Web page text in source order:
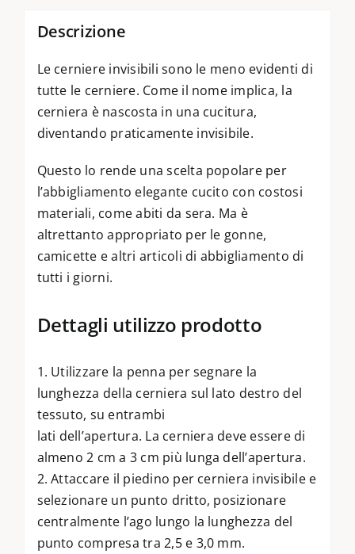
Descrizione
Le cerniere invisibili sono le meno evidenti di
tutte le cerniere. Come il nome implica, la
cerniera è nascosta in una cucitura,
diventando praticamente invisibile.
Questo lo rende una scelta popolare per
l’abbigliamento elegante cucito con costosi
materiali, come abiti da sera. Ma è
altrettanto appropriato per le gonne,
camicette e altri articoli di abbigliamento di
tutti i giorni.
Dettagli utilizzo prodotto
1. Utilizzare la penna per segnare la
lunghezza della cerniera sul lato destro del
tessuto, su entrambi
lati dell’apertura. La cerniera deve essere di
almeno 2 cm a 3 cm più lunga dell’apertura.
2. Attaccare il piedino per cerniera invisibile e
selezionare un punto dritto, posizionare
centralmente l’ago lungo la lunghezza del
punto compresa tra 2,5 e 3,0 mm.